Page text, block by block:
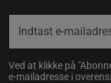
Ved at klikke på
e-mailadresse i